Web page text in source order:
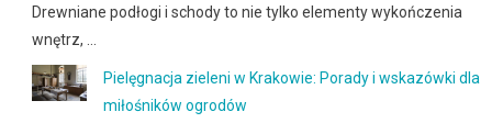
Drewniane podłogi i schody to nie tylko elementy wykończenia
wnętrz, …
Pielęgnacja zieleni w Krakowie: Porady i wskazówki dla
miłośników ogrodów